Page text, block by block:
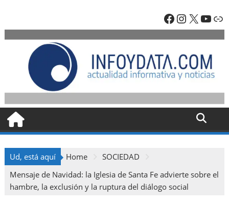
content
Facebook
X
Ud, está aquí Home
SOCIEDAD
Mensaje de Navidad: la Iglesia de Santa Fe advierte sobre el
hambre, la exclusión y la ruptura del diálogo social